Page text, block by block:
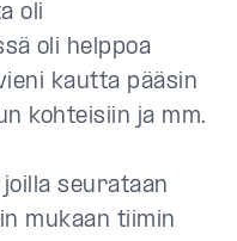
oli
oli helppoa
kautta pääsin
kohteisiin ja mm.
seurataan
mukaan tiimin